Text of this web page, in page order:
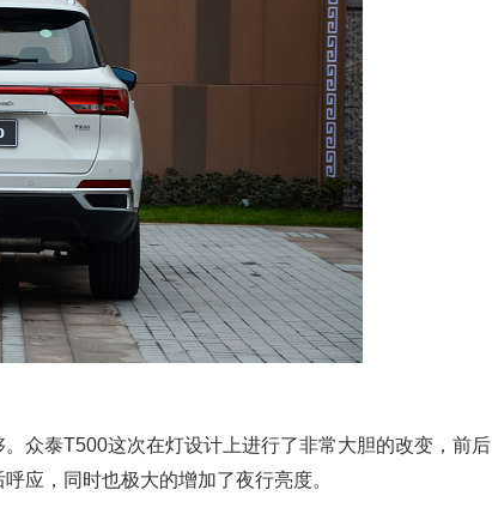
众泰T500这次在灯设计上进行了非常大胆的改变，前后
应，同时也极大的增加了夜行亮度。